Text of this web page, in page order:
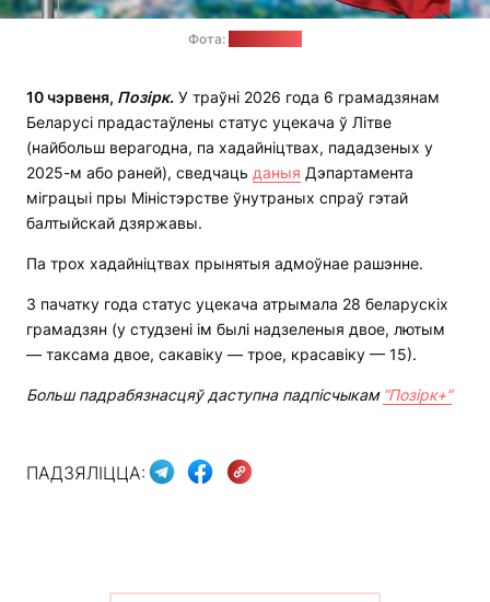
Фота:
10 чэрвеня, Позірк. У траўні 2026 года 6 грамадзянам
Беларусі прадастаўлены статус уцекача ў Літве
(найбольш верагодна, па хадайніцтвах, пададзеных у
2025-м або раней), сведчаць даныя Дэпартамента
міграцыі пры Міністэрстве ўнутраных спраў гэтай
балтыйскай дзяржавы.
Па трох хадайніцтвах прынятыя адмоўнае рашэнне.
З пачатку года статус уцекача атрымала 28 беларускіх
грамадзян (у студзені ім былі надзеленыя двое, лютым
— таксама двое, сакавіку — трое, красавіку — 15).
Больш падрабязнасцяў даступна падпісчыкам “Позірк+”
ПАДЗЯЛІЦЦА: